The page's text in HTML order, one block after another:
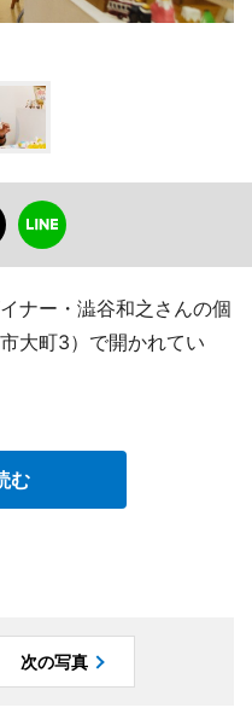
ナー・澁谷和之さんの個
大町3）で開かれてい
む
次の写真